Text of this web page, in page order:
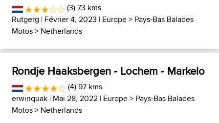
(3) 73 kms
Rutgerg | Février 4, 2023 | Europe> Pays-Bas Balades
Motos> Netherlands
Rondje Haaksbergen - Lochem - Markelo
(4) 97 kms
erwinquak | Mai 28, 2022 | Europe> Pays-Bas Balades
Motos> Netherlands